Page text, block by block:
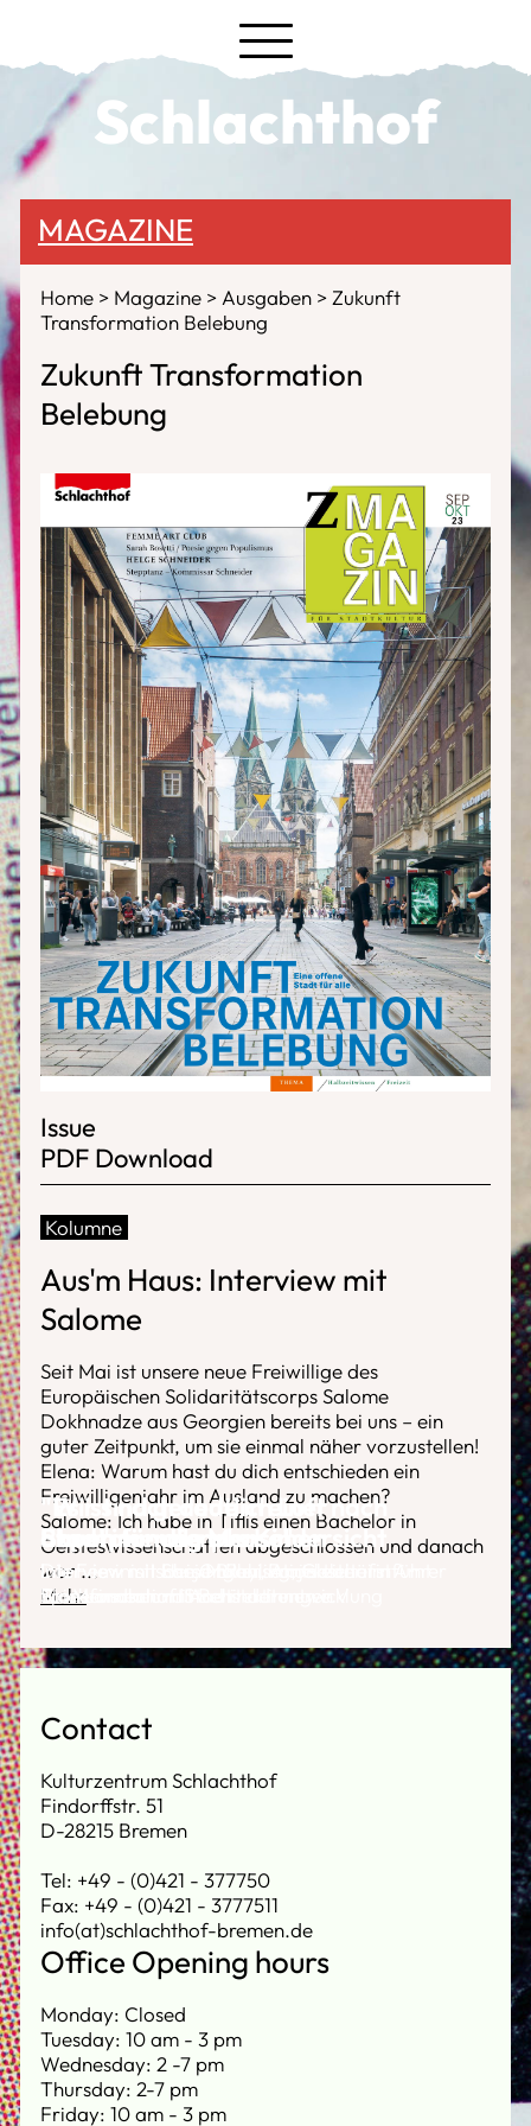
Schlachthof
MAGAZINE
Home Magazine Ausgaben
Zukunft
Transformation Belebung
Zukunft Transformation
Belebung
Issue
PDF Download
Kolumne
Aus'm Haus: Interview mit
Salome
Seit Mai ist unsere neue Freiwillige des
Europäischen Solidaritätscorps Salome
Dokhnadze aus Georgien bereits bei uns – ein
guter Zeitpunkt, um sie einmal näher vorzustellen!
Elena: Warum hast du dich entschieden ein
Freiwilligenjahr im Ausland zu machen?
Salome: Ich habe in Tiflis einen Bachelor in
Geisteswissenschaften abgeschlossen und danach
war ...
Mehr
"Wir sind gerade in einer
Experimentierphase"
Interview mit Sonja Broy, Projektleiterin
Transformation Innenstadtentwicklung
"Es ist noch deutlich Luft nach
oben"
Die Feministische Organisation von
Planerinnen und Architektinnen e.V
Stadtplanung aus Kindersicht
Interview mit Heiner Rehling, Geschäfstführer
SpielLandschaftStadt
Bauen für alle Menschen
Interview mit Lars Müller, Amtsleiter im Amt
für Menschen mit Behinderungen
Contact
Kulturzentrum Schlachthof
Findorffstr. 51
D-28215 Bremen
Tel: +49 - (0)421 - 377750
Fax: +49 - (0)421 - 3777511
info(at)schlachthof-bremen.de
Office Opening hours
Monday: Closed
Tuesday: 10 am - 3 pm
Wednesday: 2 -7 pm
Thursday: 2-7 pm
Friday: 10 am - 3 pm